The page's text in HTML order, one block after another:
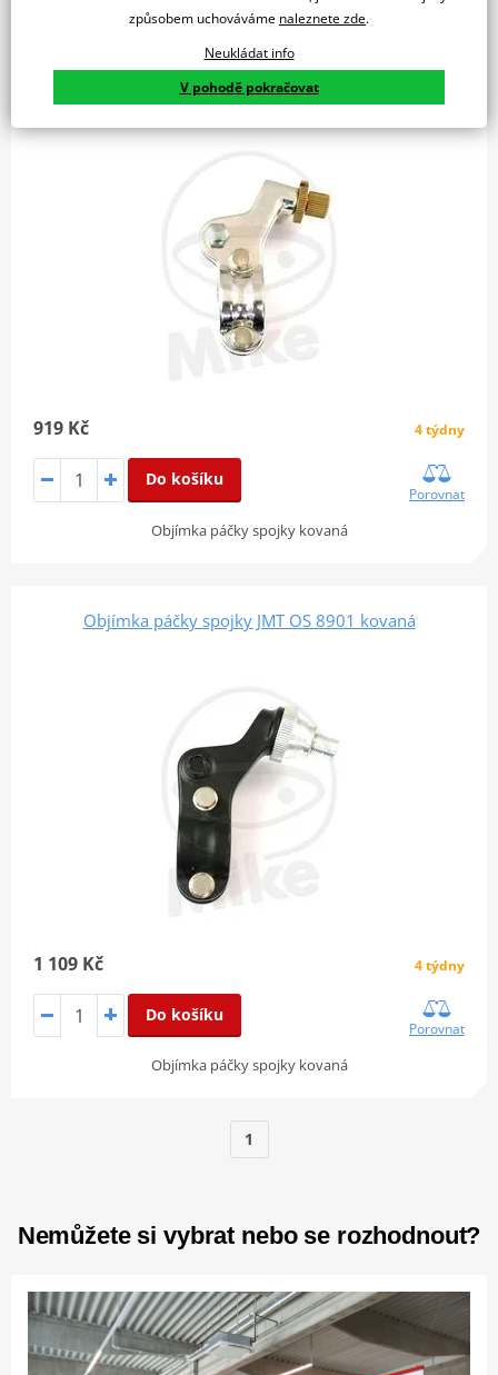
Objímka páčky spojky JMT OS 8778 kovaná
919 Kč 4 týdny
Do košíku
Porovnat
Objímka páčky spojky kovaná
Objímka páčky spojky JMT OS 8901 kovaná
1 109 Kč 4 týdny
Do košíku
Porovnat
Objímka páčky spojky kovaná
1
Nemůžete si vybrat nebo se rozhodnout?
způsobem uchováváme naleznete zde.
Neukládat info
V pohodě pokračovat